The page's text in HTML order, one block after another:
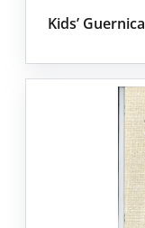
Kids’ Guernica